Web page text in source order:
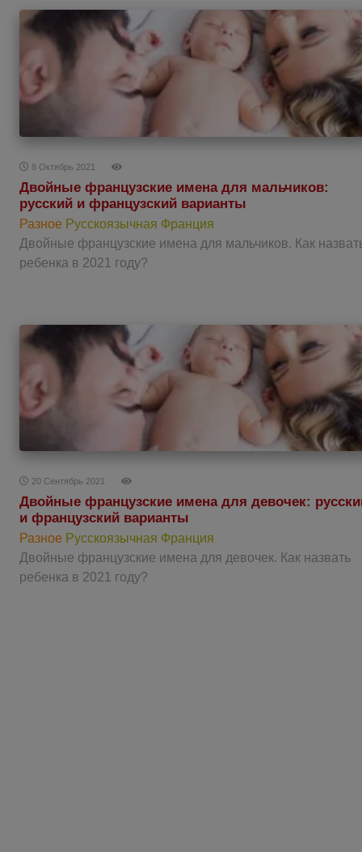
8 Октябрь 2021
Двойные французские имена для мальчиков:
русский и французский варианты
Разное Русскоязычная Франция
Двойные французские имена для мальчиков. Как
ребенка в 2021 году?
20 Сентябрь 2021
Двойные французские имена для девочек:
и французский варианты
Разное Русскоязычная Франция
Двойные французские имена для девочек. Как назвать
ребенка в 2021 году?